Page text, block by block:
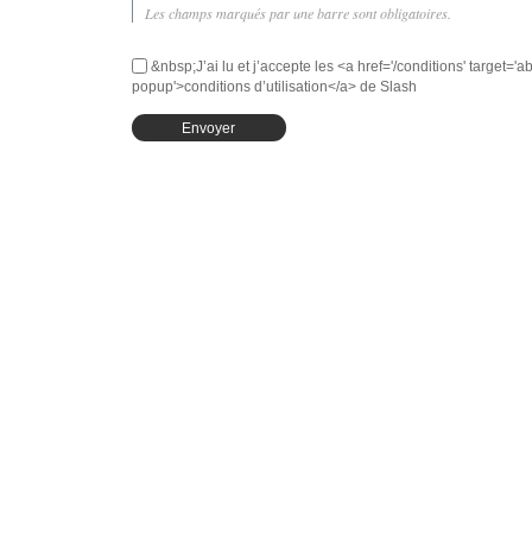
Les champs marqués par une barre sont obligatoires.
&nbsp;J’ai lu et j’accepte les <a href='/conditions'
popup'>conditions d’utilisation</a> de Slash